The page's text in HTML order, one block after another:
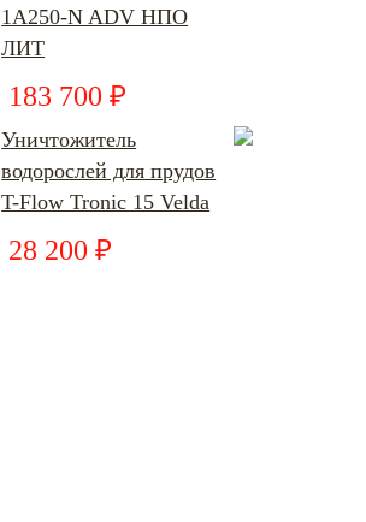
1А250-N ADV НПО
ЛИТ
183 700 ₽
Уничтожитель
водорослей для прудов
T-Flow Tronic 15 Velda
28 200 ₽